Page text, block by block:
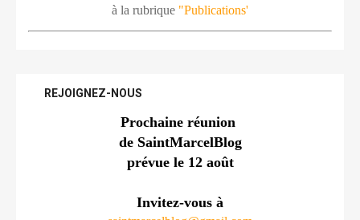
à la rubrique "Publications'
REJOIGNEZ-NOUS
Prochaine réunion
de SaintMarcelBlog
prévue le 12 août
Invitez-vous à